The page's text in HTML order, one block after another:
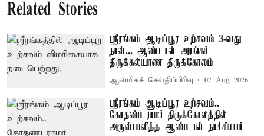
Related Stories
ஸ்ரீரங்கம் ஆடிப்பூர உற்சவம் 3-வது
நாள்... ஆண்டாள் அரங்கர்
திருக்கல்யாண திருக்கோலம்
ஆன்மிகச் செய்திப்பிரிவு 07 Aug 2026
ஸ்ரீரங்கம் ஆடிப்பூர உற்சவம்..
கோதண்டராமர் திருக்கோலத்தில்
அருள்பாலித்த ஆண்டாள் நாச்சியார்